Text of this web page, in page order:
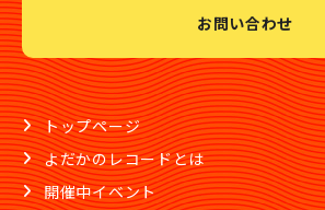
お問い合わせ
トップページ
よだかのレコードとは
開催中イベント